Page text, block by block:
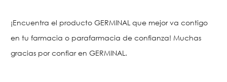
¡Encuentra el producto GERMINAL que mejor va contigo
en tu farmacia o parafarmacia de confianza! Muchas
gracias por confiar en GERMINAL.